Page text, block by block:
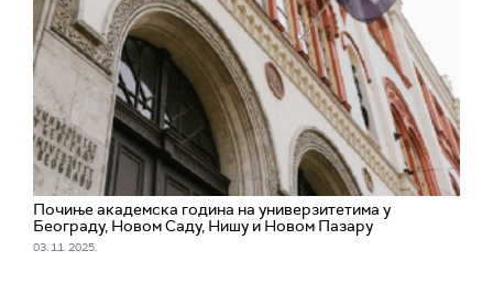
Почиње академска година на универзитетима у
Београду, Новом Саду, Нишу и Новом Пазару
03. 11. 2025.